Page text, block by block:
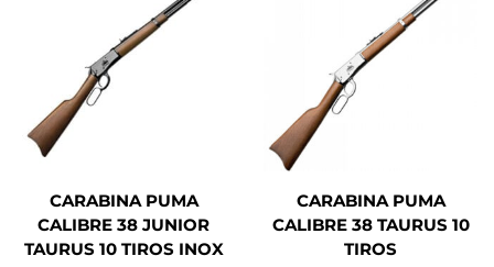
CARABINA PUMA
CALIBRE 38 JUNIOR
TAURUS 10 TIROS INOX
CARABINA PUMA
CALIBRE 38 TAURUS 10
TIROS